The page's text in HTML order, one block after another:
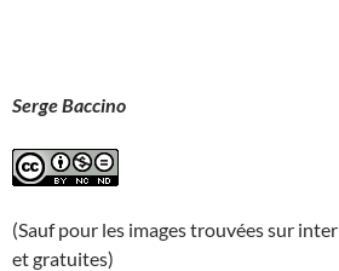
Serge Baccino
(Sauf pour les images trouvées sur
et gratuites)